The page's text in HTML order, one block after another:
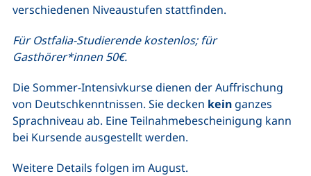
verschiedenen Niveaustufen stattfinden.
Für Ostfalia-Studierende kostenlos; für
Gasthörer*innen 50€.
Die Sommer-Intensivkurse dienen der Auffrischung
von Deutschkenntnissen. Sie decken kein ganzes
Sprachniveau ab. Eine Teilnahmebescheinigung kann
bei Kursende ausgestellt werden.
Weitere Details folgen im August.